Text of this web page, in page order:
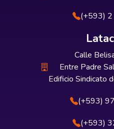
(+593)
Calle
Entre Padre
Edificio Sindicato
(+593)
(+593)